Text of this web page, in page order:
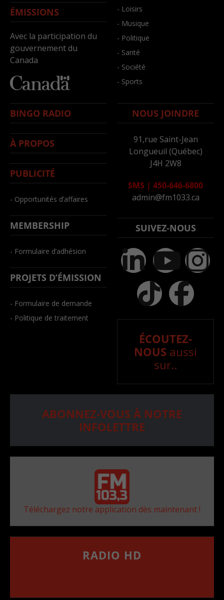
ÉMISSIONS
Avec la participation du
gouvernement du
Canada
- Loisirs
- Musique
- Politique
- Santé
- Société
- Sports
BINGO RADIO
À PROPOS
PUBLICITÉ
- Opportunités d’affaires
MEMBERSHIP
- Formulaire d’adhésion
PROJETS D’ÉMISSION
- Formulaire de demande
- Politique de traitement
NOUS JOINDRE
91,rue Saint-Jean
Longueuil (Québec)
J4H 2W8
SMS | 450-646-6800
admin@fm1033.ca
SUIVEZ-NOUS
ÉCOUTEZ-
NOUS aussi
sur..
ABONNEZ-VOUS À NOTRE
INFOLETTRE
Téléchargez notre application dès maintenant !
RADIO HD